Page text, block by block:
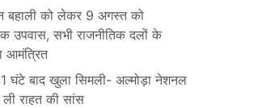
बहाली को लेकर 9 अगस्त को
उपवास, सभी राजनीतिक दलों के
आमंत्रित
बाद खुला सिमली- अल्मोड़ा नेशनल
राहत की सांस